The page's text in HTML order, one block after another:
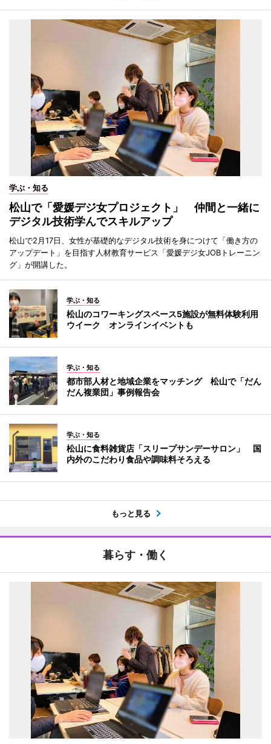
学ぶ・知る
松山で「愛媛デジ女プロジェクト」 仲間と一緒に
デジタル技術学んでスキルアップ
松山で2月17日、女性が基礎的なデジタル技術を身につけて「働き方の
アップデート」を目指す人材教育サービス「愛媛デジ女JOBトレーニン
グ」が開講した。
学ぶ・知る
松山のコワーキングスペース5施設が無料体験利用
ウイーク オンラインイベントも
学ぶ・知る
都市部人材と地域企業をマッチング 松山で「だん
だん複業団」事例報告会
学ぶ・知る
松山に食料雑貨店「スリープサンデーサロン」 国
内外のこだわり食品や調味料そろえる
もっと見る
暮らす・働く